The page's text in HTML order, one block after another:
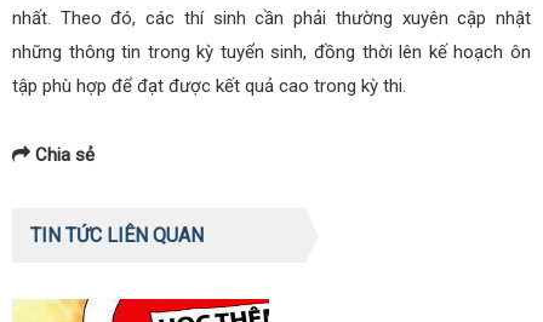
nhất. Theo đó, các thí sinh cần phải thường xuyên cập nhật
những thông tin trong kỳ tuyển sinh, đồng thời lên kế hoạch ôn
tập phù hợp để đạt được kết quả cao trong kỳ thi.
Chia sẻ
TIN TỨC LIÊN QUAN